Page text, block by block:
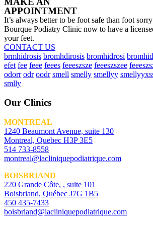
APPOINTMENT
It’s always better to be foot safe than foot
Bourque Podiatry Clinic now to have a
your feet.
CONTACT US
brmhidrosis bromhdirosis bromhidrosi
efet fee feee feees feeeszsze feeeszszee
odorr odr oodr smell smelly smellyy
smlly
Our Clinics
MONTREAL
1240 Beaumont Avenue, suite 130
Montreal, Quebec H3P 3E5
514 733-8558
montreal@lacliniquepodiatrique.com
BOISBRIAND
220 Grande Côte, , suite 101
Boisbriand, Québec J7G 1B5
450 435-7433
boisbriand@lacliniquepodiatrique.com